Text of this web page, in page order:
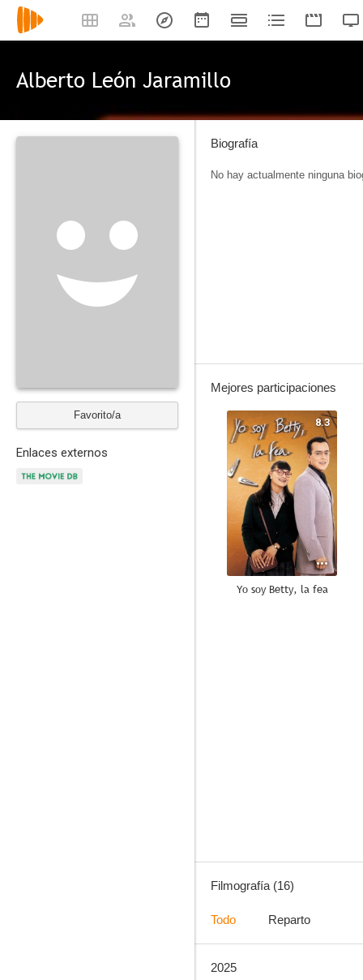
Alberto León Jaramillo
Favorito/a
Enlaces externos
Biografía
No hay actualmente ninguna
Mejores participaciones
8.3
Yo soy Betty, la fea
Las hermanitas Calle
Filmografía (16)
Todo Reparto
2025